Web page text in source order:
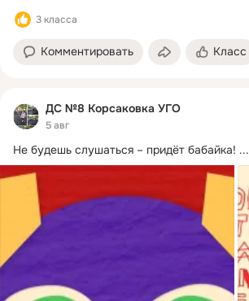
3 класса
Комментировать Класс
ДС №8 Корсаковка УГО
5 авг
Не будешь слушаться – придёт бабайка! ...